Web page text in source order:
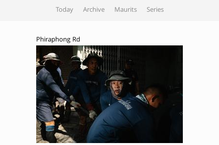
Today Archive Maurits Series
Phiraphong Rd